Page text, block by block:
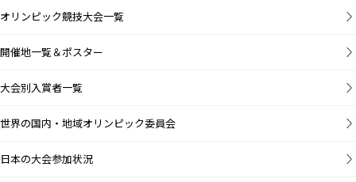
オリンピック競技大会一覧
開催地一覧＆ポスター
大会別入賞者一覧
世界の国内・地域オリンピック委員会
日本の大会参加状況